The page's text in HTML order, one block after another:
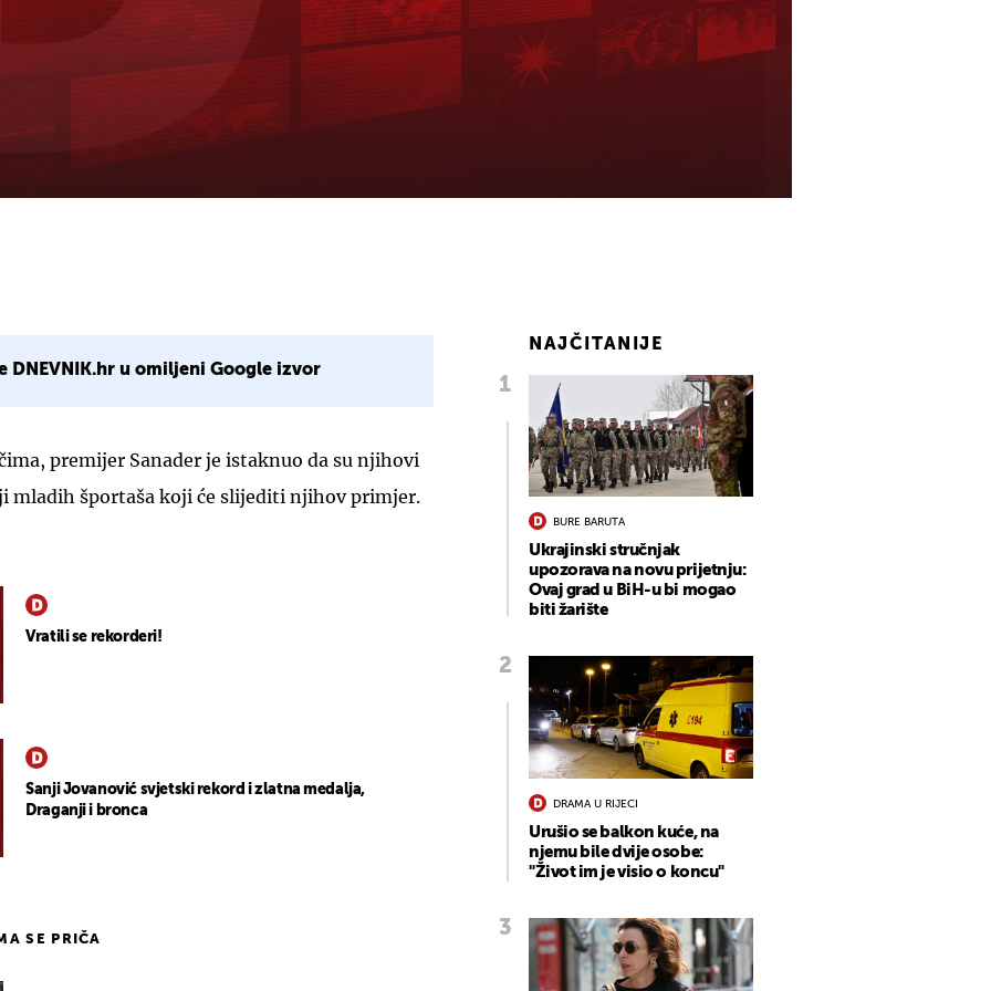
DNEVNIK.hr u omiljeni Google izvor
premijer Sanader je istaknuo da su njihovi
mladih športaša koji će slijediti njihov primjer.
Vratili se rekorderi!
Sanji Jovanović svjetski rekord i zlatna medalja,
Draganji i bronca
SE PRIČA
NAJČITANIJE
BURE BARUTA
Ukrajinski stručnjak
upozorava na novu prijetnju:
Ovaj grad u BiH-u bi mogao
biti žarište
DRAMA U RIJECI
Urušio se balkon kuće, na
njemu bile dvije osobe:
"Život im je visio o koncu"